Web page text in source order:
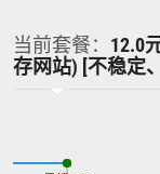
当前套餐： 12.0
存网站) [不稳定